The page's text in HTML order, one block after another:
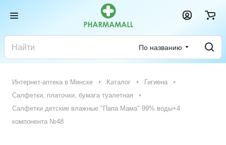
По названию
Интернет-аптека в Минске Каталог
Гигиена
Салфетки, платочки, бумага туалетная
Салфетки детские влажные "Папа Мама" 99% воды+4
компонента №48